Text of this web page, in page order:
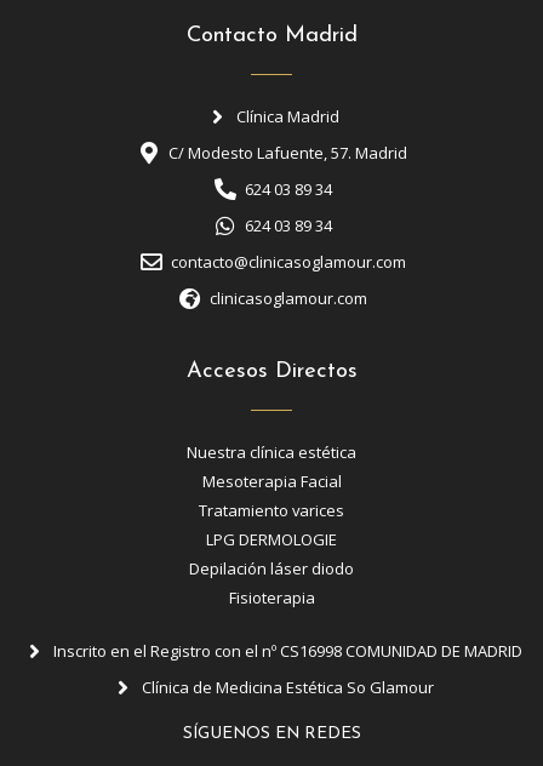
Contacto Madrid
Clínica Madrid
C/ Modesto Lafuente, 57. Madrid
624 03 89 34
624 03 89 34
contacto@clinicasoglamour.com
clinicasoglamour.com
Accesos Directos
Nuestra clínica estética
Mesoterapia Facial
Tratamiento varices
LPG DERMOLOGIE
Depilación láser diodo
Fisioterapia
Inscrito en el Registro con el nº CS16998 COMUNIDAD DE MADRID
Clínica de Medicina Estética So Glamour
SÍGUENOS EN REDES